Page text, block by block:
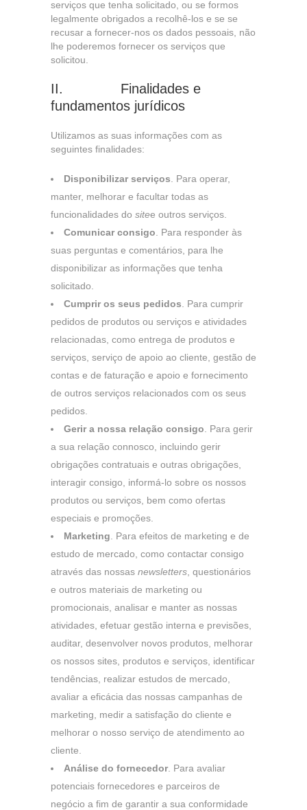
serviços que tenha solicitado, ou se formos
legalmente obrigados a recolhê-los e se se
recusar a fornecer-nos os dados pessoais, não
lhe poderemos fornecer os serviços que
solicitou.
II. Finalidades e
fundamentos jurídicos
Utilizamos as suas informações com as
seguintes finalidades:
Disponibilizar serviços . Para operar,
manter, melhorar e facultar todas as
funcionalidades do sitee outros serviços.
Comunicar consigo . Para responder às
suas perguntas e comentários, para lhe
disponibilizar as informações que tenha
solicitado.
Cumprir os seus pedidos . Para cumprir
pedidos de produtos ou serviços e atividades
relacionadas, como entrega de produtos e
serviços, serviço de apoio ao cliente, gestão de
contas e de faturação e apoio e fornecimento
de outros serviços relacionados com os seus
pedidos.
Gerir a nossa relação consigo . Para gerir
a sua relação connosco, incluindo gerir
obrigações contratuais e outras obrigações,
interagir consigo, informá-lo sobre os nossos
produtos ou serviços, bem como ofertas
especiais e promoções.
Marketing . Para efeitos de marketing e de
estudo de mercado, como contactar consigo
através das nossas newsletters , questionários
e outros materiais de marketing ou
promocionais, analisar e manter as nossas
atividades, efetuar gestão interna e previsões,
auditar, desenvolver novos produtos, melhorar
os nossos sites, produtos e serviços, identificar
tendências, realizar estudos de mercado,
avaliar a eficácia das nossas campanhas de
marketing, medir a satisfação do cliente e
melhorar o nosso serviço de atendimento ao
cliente.
Análise do fornecedor. Para avaliar
potenciais fornecedores e parceiros de
negócio a fim de garantir a sua conformidade